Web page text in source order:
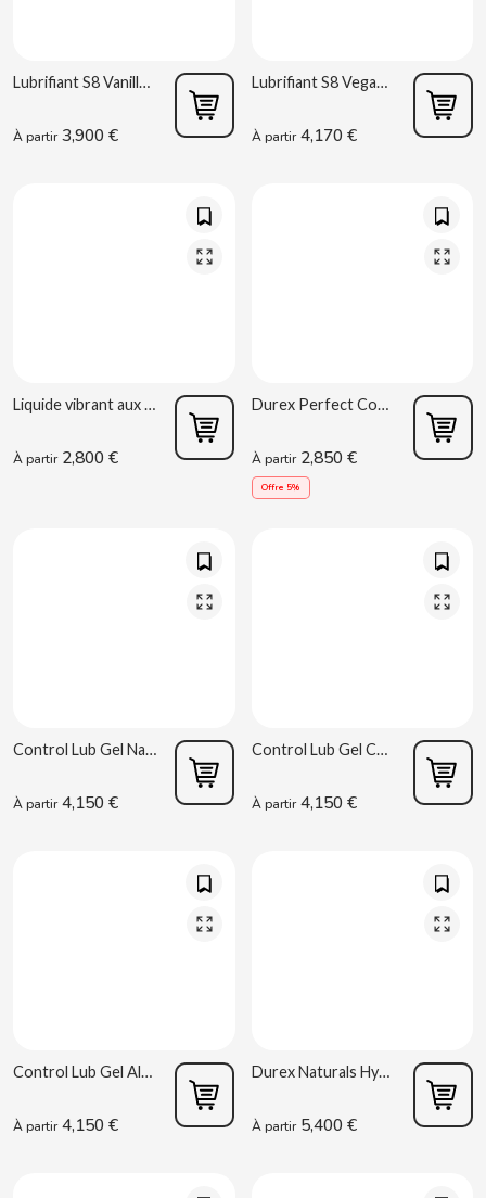
COMO KOMO
CONGUITOS
CRUZCAMPO
Lubrifiant S8 Vanille 50ml
À partir3,900 €
Lubrifiant S8 Vegan 50ml
À partir4,170 €
Liquide vibrant aux fruits rouges 10ml Crushious
À partir2,800 €
Durex Perfect Connection 50ml
À partir2,850 €
Offre 5%
Control Lub Gel Nature 75 ml
À partir 4,150 €
Control Lub Gel Chocolat 75 ml
À partir 4,150 €
Control Lub Gel Aloe 75 ml
À partir 4,150 €
Durex Naturals Hydratant 100 ml
À partir 5,400 €